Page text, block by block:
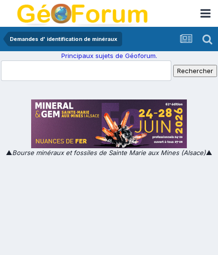
Demandes d' identification de minéraux
Principaux sujets de Géoforum.
▲Bourse minéraux et fossiles de Sainte Marie aux Mines (Alsace)▲